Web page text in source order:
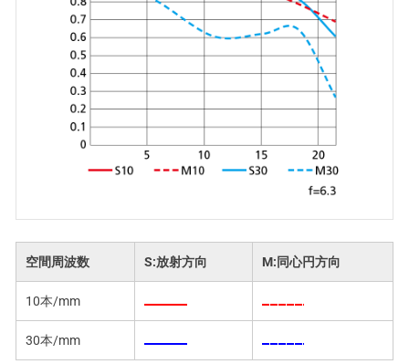
空間周波数 S:放射方向 M:同心円方向
10本/mm
30本/mm